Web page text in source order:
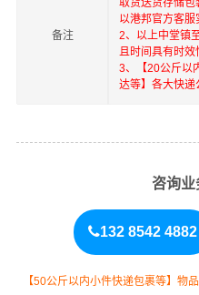
备注
取货送货存储包
以港邦官方客服
2、以上中堂镇
且时间具有时效
3、【20公斤以
达等】各大快递
咨询业
132 8542 4882
【50公斤以内小件快递包裹等】物